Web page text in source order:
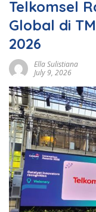
Telkomsel
Global di
2026
Ella Sulistiana
July 9, 2026